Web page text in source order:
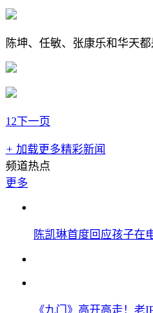
陈坤、任敏、张康乐和华天
1 2下一页
+ 加载更多精彩新闻
频道热点
更多
陈凯琳首度回应孩子在
《九门》高开高走！老